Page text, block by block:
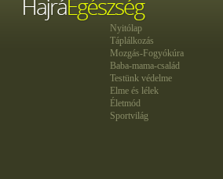
Nyitólap
Táplálkozás
Mozgás-Fogyókúra
Baba-mama-család
Testünk védelme
Elme és lélek
Életmód
Sportvilág